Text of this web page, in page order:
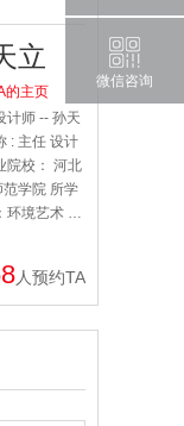
立
的主页
计师 -- 孙天
: 主任 设计
院校： 河北
范学院 所学
环境艺术 从
新中式 、
美式 、 地
北欧。 获奖
1 .201 4 年
人预约TA
微信咨询